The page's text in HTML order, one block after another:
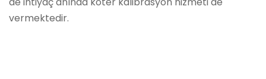
vermektedir.